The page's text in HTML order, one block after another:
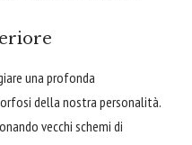
una profonda
della nostra personalità.
vecchi schemi di